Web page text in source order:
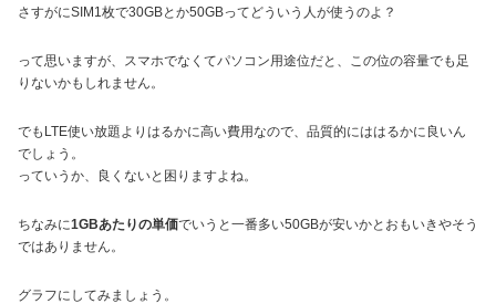
さすがにSIM1枚で30GBとか50GBってどういう人が使うのよ？
って思いますが、スマホでなくてパソコン用途位だと、この位の容量でも足
りないかもしれません。
でもLTE使い放題よりはるかに高い費用なので、品質的にははるかに良いん
でしょう。
っていうか、良くないと困りますよね。
ちなみに1GBあたりの単価でいうと一番多い50GBが安いかとおもいきやそう
ではありません。
グラフにしてみましょう。